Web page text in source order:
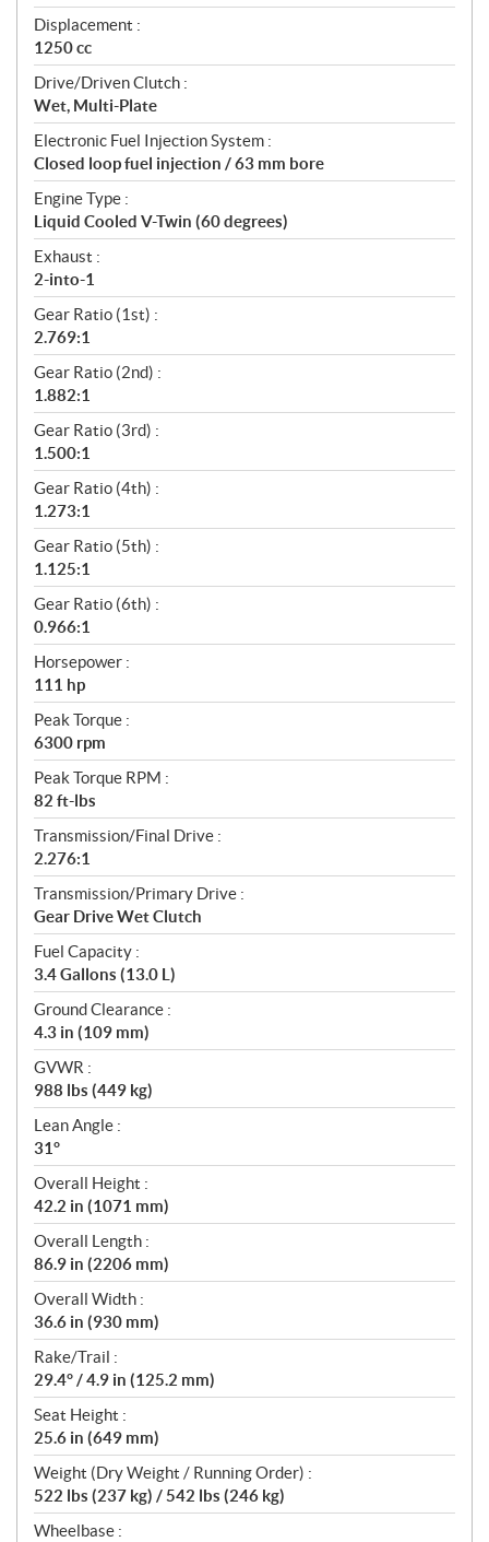
Displacement :
1250 cc
Drive/Driven Clutch :
Wet, Multi-Plate
Electronic Fuel Injection System :
Closed loop fuel injection / 63 mm bore
Engine Type :
Liquid Cooled V-Twin (60 degrees)
Exhaust :
2-into-1
Gear Ratio (1st) :
2.769:1
Gear Ratio (2nd) :
1.882:1
Gear Ratio (3rd) :
1.500:1
Gear Ratio (4th) :
1.273:1
Gear Ratio (5th) :
1.125:1
Gear Ratio (6th) :
0.966:1
Horsepower :
111 hp
Peak Torque :
6300 rpm
Peak Torque RPM :
82 ft-lbs
Transmission/Final Drive :
2.276:1
Transmission/Primary Drive :
Gear Drive Wet Clutch
Fuel Capacity :
3.4 Gallons (13.0 L)
Ground Clearance :
4.3 in (109 mm)
GVWR :
988 lbs (449 kg)
Lean Angle :
31°
Overall Height :
42.2 in (1071 mm)
Overall Length :
86.9 in (2206 mm)
Overall Width :
36.6 in (930 mm)
Rake/Trail :
29.4° / 4.9 in (125.2 mm)
Seat Height :
25.6 in (649 mm)
Weight (Dry Weight / Running Order) :
522 lbs (237 kg) / 542 lbs (246 kg)
Wheelbase :